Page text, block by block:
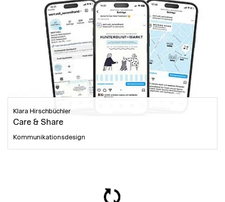
Klara Hirschbüchler
Care & Share
Kommunikationsdesign